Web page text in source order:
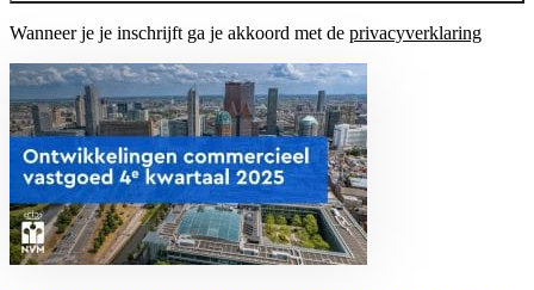
Wanneer je je inschrijft ga je akkoord met de privacyverklaring